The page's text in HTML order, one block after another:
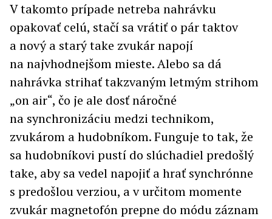
V takomto prípade netreba nahrávku
opakovať celú, stačí sa vrátiť o pár taktov
a nový a starý take zvukár napojí
na najvhodnejšom mieste. Alebo sa dá
nahrávka strihať takzvaným letmým strihom
„on air“, čo je ale dosť náročné
na synchronizáciu medzi technikom,
zvukárom a hudobníkom. Funguje to tak, že
sa hudobníkovi pustí do slúchadiel predošlý
take, aby sa vedel napojiť a hrať synchrónne
s predošlou verziou, a v určitom momente
zvukár magnetofón prepne do módu záznam